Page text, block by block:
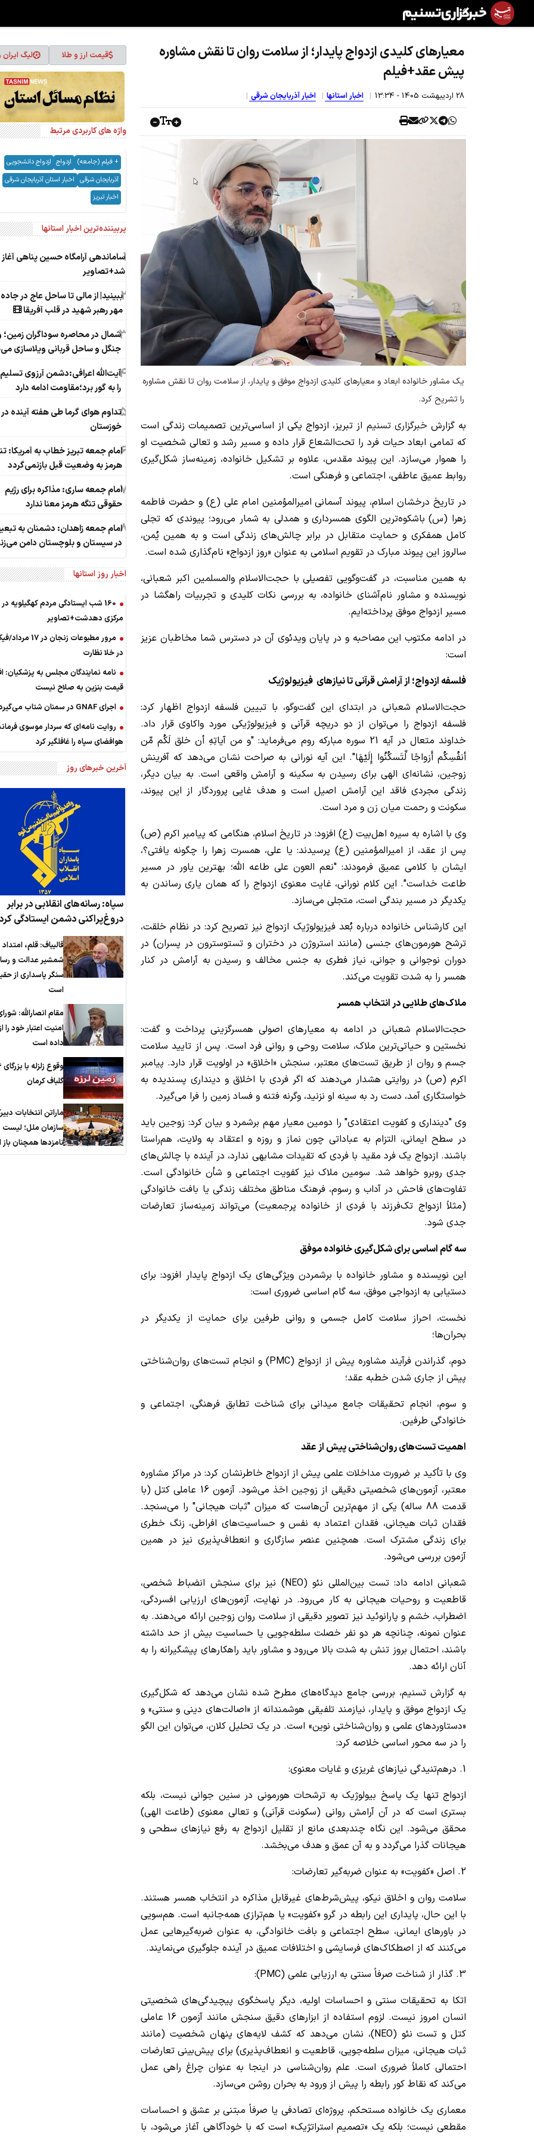
معیارهای کلیدی ازدواج پایدار؛ از سلامت روان تا نقش مشاوره
پیش عقد+فیلم
28 ارديبهشت 1405 - 13:34 اخبار استانها اخبار آذربایجان شرقی
یک مشاور خانواده ابعاد و معیارهای کلیدی ازدواج موفق و پایدار، از سلامت روان تا نقش مشاوره
را تشریح کرد.
به گزارش خبرگزاری تسنیم از تبریز، ازدواج یکی از اساسی‌ترین تصمیمات زندگی است
که تمامی ابعاد حیات فرد را تحت‌الشعاع قرار داده و مسیر رشد و تعالی شخصیت او
را هموار می‌سازد. این پیوند مقدس، علاوه بر تشکیل خانواده، زمینه‌ساز شکل‌گیری
روابط عمیق عاطفی، اجتماعی و فرهنگی است.
در تاریخ درخشان اسلام، پیوند آسمانی امیرالمؤمنین امام علی (ع) و حضرت فاطمه
زهرا (س) باشکوه‌ترین الگوی همسرداری و همدلی به شمار می‌رود؛ پیوندی که تجلی
کامل همفکری و حمایت متقابل در برابر چالش‌های زندگی است و به همین یُمن،
سالروز این پیوند مبارک در تقویم اسلامی به عنوان «روز ازدواج» نام‌گذاری شده است.
به همین مناسبت، در گفت‌وگویی تفصیلی با حجت‌الاسلام والمسلمین اکبر شعبانی،
نویسنده و مشاور نام‌آشنای خانواده، به بررسی نکات کلیدی و تجربیات راهگشا در
مسیر ازدواج موفق پرداخته‌ایم.
در ادامه مکتوب این مصاحبه و در پایان ویدئوی آن در دسترس شما مخاطبان عزیز
است:
فلسفه ازدواج؛ از آرامش قرآنی تا نیازهای فیزیولوژیک
حجت‌الاسلام شعبانی در ابتدای این گفت‌وگو، با تبیین فلسفه ازدواج اظهار کرد:
فلسفه ازدواج را می‌توان از دو دریچه قرآنی و فیزیولوژیکی مورد واکاوی قرار داد.
خداوند متعال در آیه 21 سوره مبارکه روم می‌فرماید: "و من آیاتِهِ أن خلق لَکُم مِّن
أنفُسِکُم أَزواجًا لِّتَسکُنُوا إِلَیْهَا". این آیه نورانی به صراحت نشان می‌دهد که آفرینش
زوجین، نشانه‌ای الهی برای رسیدن به سکینه و آرامش واقعی است. به بیان دیگر،
زندگی مجردی فاقد این آرامش اصیل است و هدف غایی پروردگار از این پیوند،
سکونت و رحمت میان زن و مرد است.
وی با اشاره به سیره اهل‌بیت (ع) افزود: در تاریخ اسلام، هنگامی که پیامبر اکرم (ص)
پس از عقد، از امیرالمؤمنین (ع) پرسیدند: یا علی، همسرت زهرا را چگونه یافتی؟،
ایشان با کلامی عمیق فرمودند: "نعم العون علی طاعه الله؛ بهترین یاور در مسیر
طاعت خداست". این کلام نورانی، غایت معنوی ازدواج را که همان یاری رساندن به
یکدیگر در مسیر بندگی است، متجلی می‌سازد.
این کارشناس خانواده درباره بُعد فیزیولوژیک ازدواج نیز تصریح کرد: در نظام خلقت،
ترشح هورمون‌های جنسی (مانند استروژن در دختران و تستوسترون در پسران) در
دوران نوجوانی و جوانی، نیاز فطری به جنس مخالف و رسیدن به آرامش در کنار
همسر را به شدت تقویت می‌کند.
ملاک‌های طلایی در انتخاب همسر
حجت‌الاسلام شعبانی در ادامه به معیارهای اصولی همسرگزینی پرداخت و گفت:
نخستین و حیاتی‌ترین ملاک، سلامت روحی و روانی فرد است. پس از تایید سلامت
جسم و روان از طریق تست‌های معتبر، سنجش «اخلاق» در اولویت قرار دارد. پیامبر
اکرم (ص) در روایتی هشدار می‌دهند که اگر فردی با اخلاق و دینداری پسندیده به
خواستگاری آمد، دست رد به سینه او نزنید، وگرنه فتنه و فساد زمین را فرا می‌گیرد.
وی "دینداری و کفویت اعتقادی" را دومین معیار مهم برشمرد و بیان کرد: زوجین باید
در سطح ایمانی، التزام به عباداتی چون نماز و روزه و اعتقاد به ولایت، هم‌راستا
باشند. ازدواج یک فرد مقید با فردی که تقیدات مشابهی ندارد، در آینده با چالش‌های
جدی روبرو خواهد شد. سومین ملاک نیز کفویت اجتماعی و شأن خانوادگی است.
تفاوت‌های فاحش در آداب و رسوم، فرهنگ مناطق مختلف زندگی یا بافت خانوادگی
(مثلاً ازدواج تک‌فرزند با فردی از خانواده پرجمعیت) می‌تواند زمینه‌ساز تعارضات
جدی شود.
سه گام اساسی برای شکل‌گیری خانواده موفق
این نویسنده و مشاور خانواده با برشمردن ویژگی‌های یک ازدواج پایدار افزود: برای
دستیابی به ازدواجی موفق، سه گام اساسی ضروری است:
نخست، احراز سلامت کامل جسمی و روانی طرفین برای حمایت از یکدیگر در
بحران‌ها؛
دوم، گذراندن فرآیند مشاوره پیش از ازدواج (PMC) و انجام تست‌های روان‌شناختی
پیش از جاری شدن خطبه عقد؛
و سوم، انجام تحقیقات جامع میدانی برای شناخت تطابق فرهنگی، اجتماعی و
خانوادگی طرفین.
اهمیت تست‌های روان‌شناختی پیش از عقد
وی با تأکید بر ضرورت مداخلات علمی پیش از ازدواج خاطرنشان کرد: در مراکز مشاوره
معتبر، آزمون‌های شخصیتی دقیقی از زوجین اخذ می‌شود. آزمون 16 عاملی کتل (با
قدمت 88 ساله) یکی از مهم‌ترین آن‌هاست که میزان "ثبات هیجانی" را می‌سنجد.
فقدان ثبات هیجانی، فقدان اعتماد به نفس و حساسیت‌های افراطی، زنگ خطری
برای زندگی مشترک است. همچنین عنصر سازگاری و انعطاف‌پذیری نیز در همین
آزمون بررسی می‌شود.
شعبانی ادامه داد: تست بین‌المللی نئو (NEO) نیز برای سنجش انضباط شخصی،
قاطعیت و روحیات هیجانی به کار می‌رود. در نهایت، آزمون‌های ارزیابی افسردگی،
اضطراب، خشم و پارانوئید نیز تصویر دقیقی از سلامت روان زوجین ارائه می‌دهند. به
عنوان نمونه، چنانچه هر دو نفر خصلت سلطه‌جویی یا حساسیت بیش از حد داشته
باشند، احتمال بروز تنش به شدت بالا می‌رود و مشاور باید راهکارهای پیشگیرانه را به
آنان ارائه دهد.
به گزارش تسنیم، بررسی جامع دیدگاه‌های مطرح شده نشان می‌دهد که شکل‌گیری
یک ازدواج موفق و پایدار، نیازمند تلفیقی هوشمندانه از «اصالت‌های دینی و سنتی» و
«دستاوردهای علمی و روان‌شناختی نوین» است. در یک تحلیل کلان، می‌توان این الگو
را در سه محور اساسی خلاصه کرد:
1. درهم‌تنیدگی نیازهای غریزی و غایات معنوی:
ازدواج تنها یک پاسخ بیولوژیک به ترشحات هورمونی در سنین جوانی نیست، بلکه
بستری است که در آن آرامش روانی (سکونت قرآنی) و تعالی معنوی (طاعت الهی)
محقق می‌شود. این نگاه چندبعدی مانع از تقلیل ازدواج به رفع نیازهای سطحی و
هیجانات گذرا می‌گردد و به آن عمق و هدف می‌بخشد.
2. اصل «کفویت» به عنوان ضربه‌گیر تعارضات:
سلامت روان و اخلاق نیکو، پیش‌شرط‌های غیرقابل مذاکره در انتخاب همسر هستند.
با این حال، پایداری این رابطه در گرو «کفویت» یا هم‌ترازی همه‌جانبه است. هم‌سویی
در باورهای ایمانی، سطح اجتماعی و بافت خانوادگی، به عنوان ضربه‌گیرهایی عمل
می‌کنند که از اصطکاک‌های فرسایشی و اختلافات عمیق در آینده جلوگیری می‌نمایند.
3. گذار از شناخت صرفاً سنتی به ارزیابی علمی (PMC):
اتکا به تحقیقات سنتی و احساسات اولیه، دیگر پاسخگوی پیچیدگی‌های شخصیتی
انسان امروز نیست. لزوم استفاده از ابزارهای دقیق سنجش مانند آزمون 16 عاملی
کتل و تست نئو (NEO)، نشان می‌دهد که کشف لایه‌های پنهان شخصیت (مانند
ثبات هیجانی، میزان سلطه‌جویی، قاطعیت و انعطاف‌پذیری) برای پیش‌بینی تعارضات
احتمالی کاملاً ضروری است. علم روان‌شناسی در اینجا به عنوان چراغ راهی عمل
می‌کند که نقاط کور رابطه را پیش از ورود به بحران روشن می‌سازد.
معماری یک خانواده مستحکم، پروژه‌ای تصادفی یا صرفاً مبتنی بر عشق و احساسات
مقطعی نیست؛ بلکه یک «تصمیم استراتژیک» است که با خودآگاهی آغاز می‌شود، با
قیمت ارز و طلا لیگ
واژه های کاربردی مرتبط
+ فیلم (جامعه) ازدواج ازدواج دانشجویی
آذربایجان شرقی اخبار استان آذربایجان شرقی
اخبار تبریز
پربیننده‌ترین اخبار استانها
1ساماندهی آرامگاه حسین پناهی آغاز
شد+تصاویر
2ببینید| از مالی تا ساحل عاج در جاده
مهر رهبر شهید در قلب آفریقا
3شمال در محاصره سوداگران زمین؛
جنگل و ساحل قربانی ویلاسازی
4آیت‌الله اعرافی:دشمن آرزوی تسلیم
را به گور برد؛مقاومت ادامه دارد
5تداوم هوای گرما طی هفته آینده در
خوزستان
6امام جمعه تبریز خطاب به آمریکا:
هرمز به وضعیت قبل بازنمی‌گردد
7امام جمعه ساری: مذاکره برای رژیم
حقوقی تنگه هرمز معنا ندارد
8امام جمعه زاهدان: دشمنان به
در سیستان و بلوچستان دامن
اخبار روز استانها
160 شب ایستادگی مردم کهگیلویه
مرکزی دهدشت+تصاویر
مرور مطبوعات زنجان
در خلا نظارت
نامه نمایندگان مجلس به پزشکیان:
قیمت بنزین به صلاح نیست
اجرای GNAF در سمنان شتاب می‌گیرد
روایت نامه‌ای که سردار موسوی
هوافضای سپاه را غافلگیر کرد
آخرین خبرهای روز
سپاه: رسانه‌های انقلابی در برابر
دروغ‌پراکنی دشمن ایستادگی
قالیباف: قلم، امتداد
شمشیر عدالت و
سنگر پاسداری از
است
مقام انصارالله:
امنیت اعتبار خود
داده است
گلباف کرمان
ماراتن انتخابات
سازمان ملل؛ لیست
نامزدها همچنان